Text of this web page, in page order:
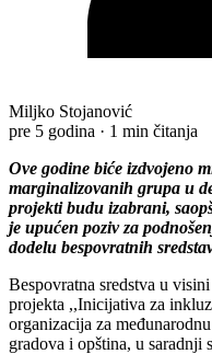
Miljko Stojanović
pre 5 godina · 1 min čitanja
Ove godine biće izdvojeno
marginalizovanih grupa u
projekti budu izabrani,
je upućen poziv za
dodelu bespovratnih
Bespovratna sredstva u
projekta ,,Inicijativa za
organizacija za
gradova i opština, u saradnji